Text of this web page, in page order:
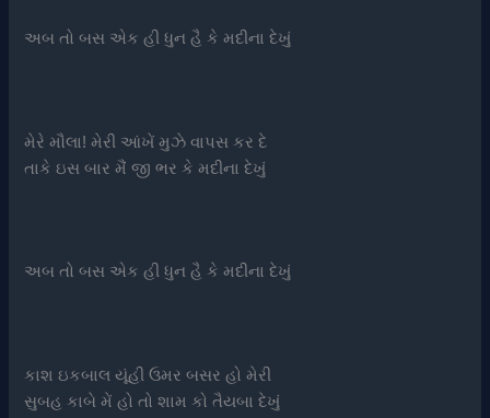
અબ તો બસ એક હી ધુન હૈ કે મદીના દેખું
મેરે મૌલા! મેરી આંખેં મુઝે વાપસ કર દે
તાકે ઇસ બાર મૈં જી ભર કે મદીના દેખું
અબ તો બસ એક હી ધુન હૈ કે મદીના દેખું
કાશ ઇકબાલ યૂંહી ઉમર બસર હો મેરી
સુબહ કાબે મેં હો તો શામ કો તૈયબા દેખું